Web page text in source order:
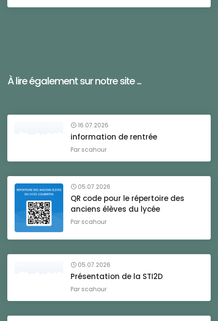
À lire également sur notre site ...
16.07.2026
information de rentrée
Par scahour
05.07.2026
QR code pour le répertoire des
anciens élèves du lycée
Par scahour
05.07.2026
Présentation de la STI2D
Par scahour